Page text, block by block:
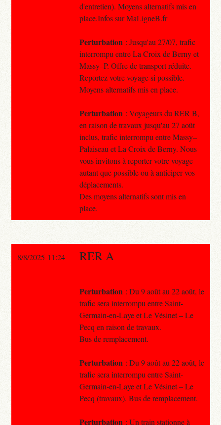
d'entretien). Moyens alternatifs mis en
place.Infos sur MaLigneB.fr
Perturbation : Jusqu'au 27/07, trafic
interrompu entre La Croix de Berny et
Massy–P. Offre de transport réduite.
Reportez votre voyage si possible.
Moyens alternatifs mis en place.
Perturbation : Voyageurs du RER B,
en raison de travaux jusqu'au 27 août
inclus, trafic interrompu entre Massy–
Palaiseau et La Croix de Berny. Nous
vous invitons à reporter votre voyage
autant que possible ou à anticiper vos
déplacements.
Des moyens alternatifs sont mis en
place.
8/8/2025 11:24 RER A
Perturbation : Du 9 août au 22 août, le
trafic sera interrompu entre Saint-
Germain-en-Laye et Le Vésinet – Le
Pecq en raison de travaux.
Bus de remplacement.
Perturbation : Du 9 août au 22 août, le
trafic sera interrompu entre Saint-
Germain-en-Laye et Le Vésinet – Le
Pecq (travaux). Bus de remplacement.
Perturbation : Un train stationne à